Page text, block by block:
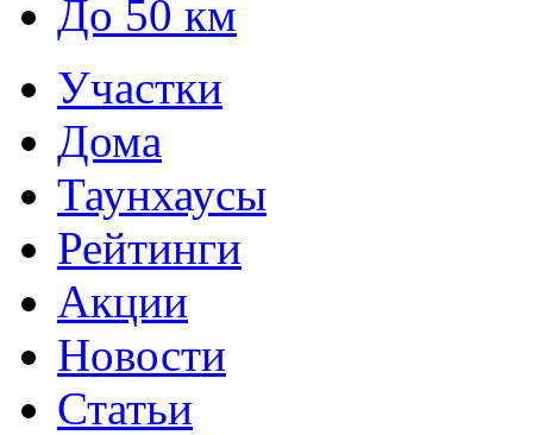
До 50 км
Участки
Дома
Таунхаусы
Рейтинги
Акции
Новости
Статьи